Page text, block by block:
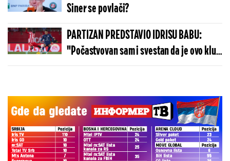
Siner se povlači?
PARTIZAN PREDSTAVIO IDRISU BABU:
"Počastvovan sam i svestan da je ovo klub
sa velikom istorijom"